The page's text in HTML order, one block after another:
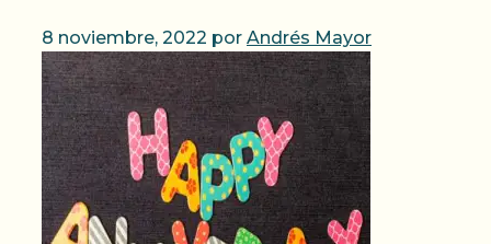
8 noviembre, 2022 por Andrés Mayor